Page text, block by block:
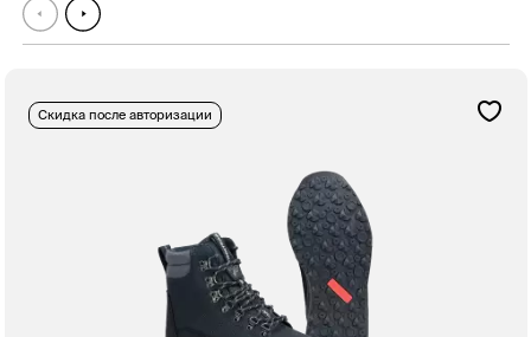
Скидка после авторизации